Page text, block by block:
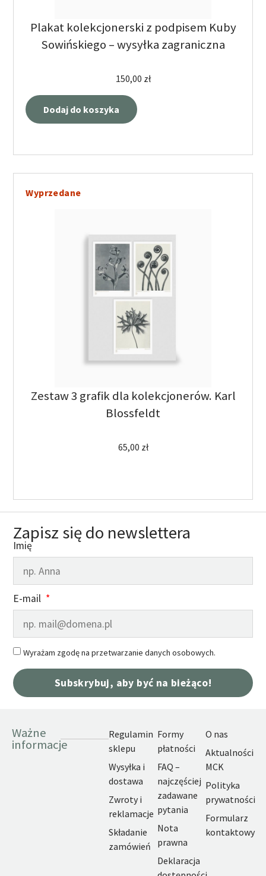
Plakat kolekcjonerski z podpisem Kuby
Sowińskiego – wysyłka zagraniczna
150,00 zł
Dodaj do koszyka
Wyprzedane
Zestaw 3 grafik dla kolekcjonerów. Karl
Blossfeldt
65,00 zł
Zapisz się do newslettera
Imię
E-mail
Wyrażam zgodę na przetwarzanie danych osobowych.
Subskrybuj, aby być na bieżąco!
Ważne
informacje
Regulamin
sklepu
Wysyłka i
dostawa
Zwroty i
reklamacje
Składanie
zamówień
Formy
płatności
FAQ –
najczęściej
zadawane
pytania
Nota
prawna
Deklaracja
O nas
Aktualności
MCK
Polityka
prywatności
Formularz
kontaktowy